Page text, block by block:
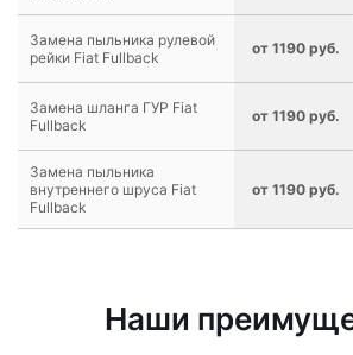
Замена пыльника рулевой
рейки Fiat Fullback
от 1190 руб.
Замена шланга ГУР Fiat
Fullback
от 1190 руб.
Замена пыльника
внутреннего шруса Fiat
Fullback
от 1190 руб.
Наши